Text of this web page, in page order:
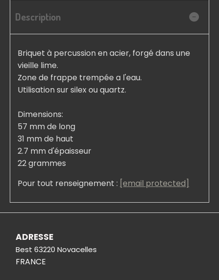
Description
Briquet à percussion en acier, forgé dans une
vieille lime.
Zone de frappe trempée a l'eau.
Utilisation sur silex ou quartz.
Dimensions:
57 mm de long
31 mm de haut
2.7 mm d'épaisseur
22 grammes
Pour tout renseignement : [email protected]
ADRESSE
Best 63220 Novacelles
FRANCE